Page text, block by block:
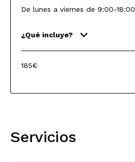
De lunes a viernes de 9:00-18:00
¿Qué incluye?
185€
Servicios